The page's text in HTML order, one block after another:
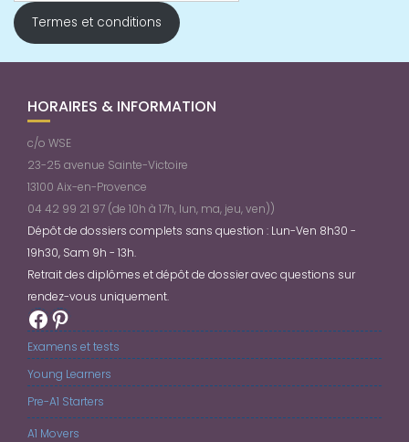
Termes et conditions
HORAIRES & INFORMATION
c/o WSE
23-25 avenue Sainte-Victoire
13100 Aix-en-Provence
04 42 99 21 97 (de 10h à 17h, lun, ma, jeu, ven))
Dépôt de dossiers complets sans question : Lun-Ven 8h30 -
19h30, Sam 9h - 13h.
Retrait des diplômes et dépôt de dossier avec questions sur
rendez-vous uniquement.
Facebook
Pinterest
Examens et tests
Young Learners
Pre-A1 Starters
A1 Movers